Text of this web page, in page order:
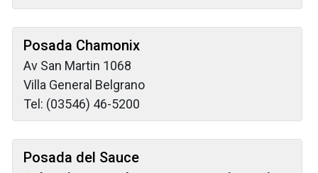
Posada Chamonix
Av San Martin 1068
Villa General Belgrano
Tel: (03546) 46-5200
Posada del Sauce